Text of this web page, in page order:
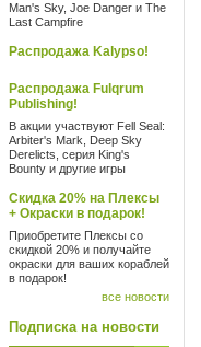
Man's Sky, Joe Danger и The
Last Campfire
Распродажа Kalypso!
Распродажа Fulqrum
Publishing!
В акции участвуют Fell Seal:
Arbiter's Mark, Deep Sky
Derelicts, серия King's
Bounty и другие игры
Скидка 20% на Плексы
+ Окраски в подарок!
Приобретите Плексы со
скидкой 20% и получайте
окраски для ваших кораблей
в подарок!
все новости
Подписка на новости